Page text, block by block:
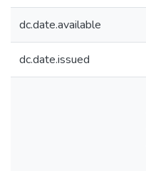
dc.date.available
dc.date.issued